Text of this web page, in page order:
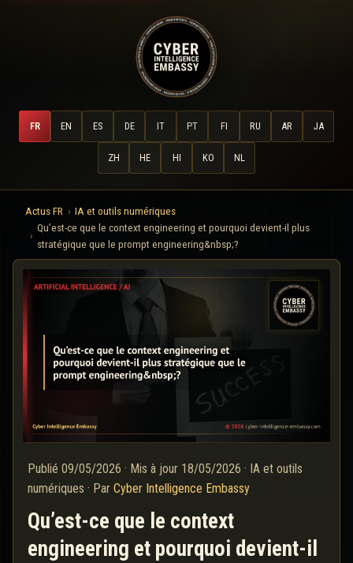
FR EN ES DE IT PT FI RU AR JA
ZH HE HI KO NL
Actus FR
IA et outils numériques
Qu’est-ce que le context engineering et pourquoi devient-il plus
stratégique que le prompt engineering&nbsp;?
Publié 09/05/2026 · Mis à jour 18/05/2026 · IA et outils
numériques · Par Cyber Intelligence Embassy
Qu’est-ce que le context
engineering et pourquoi devient-il